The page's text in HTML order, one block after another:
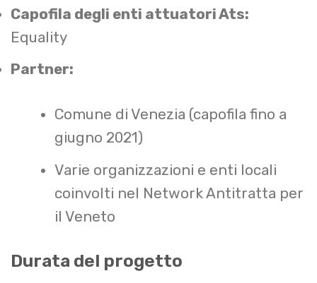
Capofila degli enti attuatori Ats:
Equality
Partner:
Comune di Venezia (capofila fino a
giugno 2021)
Varie organizzazioni e enti locali
coinvolti nel Network Antitratta per
il Veneto
Durata del progetto